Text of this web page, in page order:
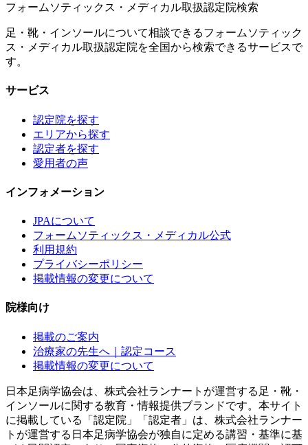
フォームソティックス・メディカル取扱認定院検索
足・靴・インソールについて相談できるフォームソティック
ス・メディカル取扱認定院を全国から検索できるサービスで
す。
サービス
認定院を探す
エリアから探す
認定者を探す
愛用者の声
インフォメーション
JPAについて
フォームソティックス・メディカル公式
利用規約
プライバシーポリシー
掲載情報の変更について
院様向け
掲載のご案内
治療家の先生へ｜認定コース
掲載情報の変更について
日本足病学協会は、株式会社ランナートが運営する足・靴・
インソールに関する教育・情報提供ブランドです。本サイト
に掲載している「認定院」「認定者」は、株式会社ランナー
トが運営する日本足病学協会が独自に定める講習・基準に基